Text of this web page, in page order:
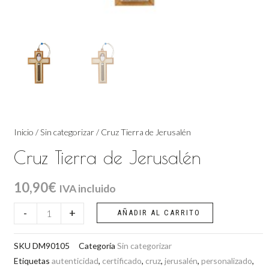
Inicio /Sin categorizar/ Cruz Tierra de Jerusalén
Cruz Tierra de Jerusalén
10,90€ IVA incluido
-
Tierra
de
Jerusalén
+ AÑADIR AL CARRITO
SKU DM90105 Categoría Sin categorizar
Etiquetas autenticidad, certificado, cruz, jerusalén, personalizado,